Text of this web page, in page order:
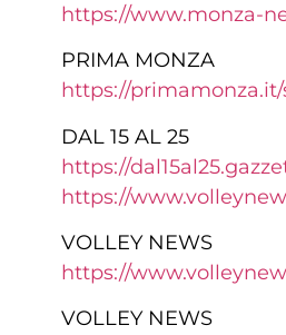
https://www.monza-
PRIMA MONZA
https://
DAL 15 AL 25
https://
https://
VOLLEY NEWS
https://
VOLLEY NEWS